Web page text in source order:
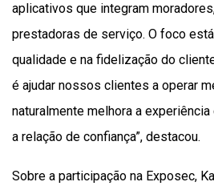
aplicativos que integram
prestadoras de serviço. O foco
qualidade e na fidelização do
é ajudar nossos clientes a operar
naturalmente melhora a
a relação de confiança”, destacou.
Sobre a participação na Exposec,